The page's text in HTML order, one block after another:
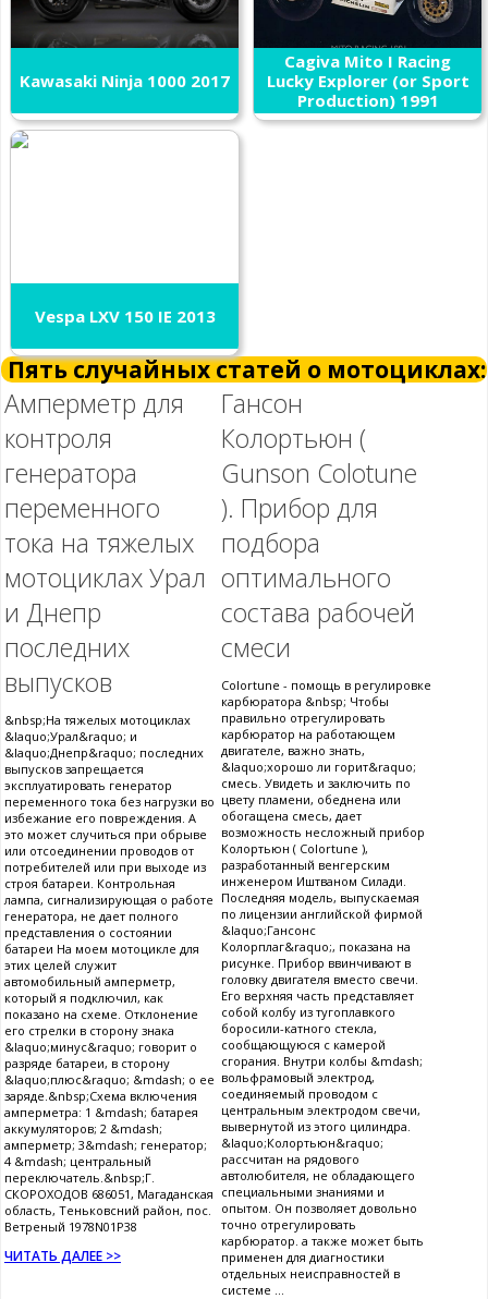
Kawasaki Ninja 1000 2017
Cagiva Mito I Racing
Lucky Explorer (or Sport
Production) 1991
Vespa LXV 150 IE 2013
Пять случайных статей о мотоциклах:
Амперметр для
контроля
генератора
переменного
тока на тяжелых
мотоциклах Урал
и Днепр
последних
выпусков
&nbsp;На тяжелых мотоциклах
&laquo;Урал&raquo; и
&laquo;Днепр&raquo; последних
выпусков запрещается
эксплуатировать генератор
переменного тока без нагрузки во
избежание его повреждения. А
это может случиться при обрыве
или отсоединении проводов от
потребителей или при выходе из
строя батареи. Контрольная
лампа, сигнализирующая о работе
генератора, не дает полного
представления о состоянии
батареи На моем мотоцикле для
этих целей служит
автомобильный амперметр,
который я подключил, как
показано на схеме. Отклонение
его стрелки в сторону знака
&laquo;минус&raquo; говорит о
разряде батареи, в сторону
&laquo;плюс&raquo; &mdash; о ее
заряде.&nbsp;Схема включения
амперметра: 1 &mdash; батарея
аккумуляторов; 2 &mdash;
амперметр; 3&mdash; генератор;
4 &mdash; центральный
переключатель.&nbsp;Г.
СКОРОХОДОВ 686051, Магаданская
область, Теньковсний район, пос.
Ветреный 1978N01P38
ЧИТАТЬ ДАЛЕЕ >>
Гансон
Колортьюн (
Gunson Colotune
). Прибор для
подбора
оптимального
состава рабочей
смеси
Colortune - помощь в регулировке
карбюратора &nbsp; Чтобы
правильно отрегулировать
карбюратор на работающем
двигателе, важно знать,
&laquo;хорошо ли горит&raquo;
смесь. Увидеть и заключить по
цвету пламени, обеднена или
обогащена смесь, дает
возможность несложный прибор
Колортьюн ( Colortune ),
разработанный венгерским
инженером Иштваном Силади.
Последняя модель, выпускаемая
по лицензии английской фирмой
&laquo;Гансонс
Колорплаг&raquo;, показана на
рисунке. Прибор ввинчивают в
головку двигателя вместо свечи.
Его верхняя часть представляет
собой колбу из тугоплавкого
боросили-катного стекла,
сообщающуюся с камерой
сгорания. Внутри колбы &mdash;
вольфрамовый электрод,
соединяемый проводом с
центральным электродом свечи,
вывернутой из этого цилиндра.
&laquo;Колортьюн&raquo;
рассчитан на рядового
автолюбителя, не обладающего
специальными знаниями и
опытом. Он позволяет довольно
точно отрегулировать
карбюратор. а также может быть
применен для диагностики
отдельных неисправностей в
системе ...